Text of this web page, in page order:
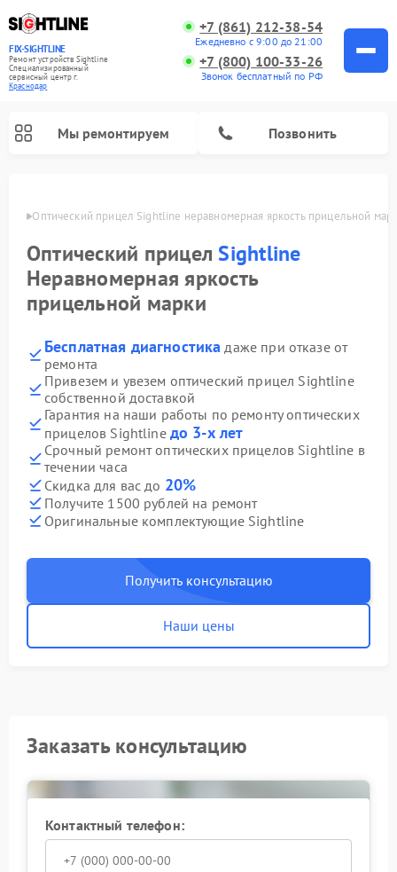
FIX-SIGHTLINE
Ремонт устройств Sightline
Специализированный
cервисный центр г.
Краснодар
+7 (861) 212-38-54
Ежедневно с 9:00 до 21:00
+7 (800) 100-33-26
Звонок бесплатный по РФ
Мы ремонтируем Позвонить
Оптический прицел Sightline неравномерная яркость прицельной
Оптический прицелSightline
Неравномерная яркость
прицельной марки
Бесплатная диагностика даже при отказе от
ремонта
Привезем и увезем оптический прицел Sightline
собственной доставкой
Гарантия на наши работы по ремонту оптических
прицелов Sightline до 3-х лет
Срочный ремонт оптических прицелов Sightline в
течении часа
Скидка для вас до 20%
Получите 1500 рублей на ремонт
Оригинальные комплектующие Sightline
Получить консультацию
Наши цены
Заказать консультацию
Контактный телефон: